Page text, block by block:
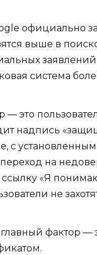
официально
выше в
заявлений
система
это
надпись
с
на
«Я
не
фактор —